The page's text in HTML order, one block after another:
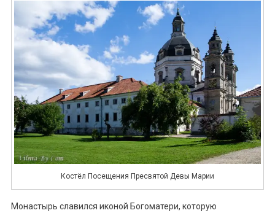
Костёл Посещения Пресвятой Девы Марии
Монастырь славился иконой Богоматери, которую